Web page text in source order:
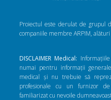
Proiectul este derulat de grupul
companiile membre ARPIM,
DISCLAIMER Medical:
numai pentru informații
medical și nu trebuie să
profesionale cu un furnizor
familiarizat cu nevoile